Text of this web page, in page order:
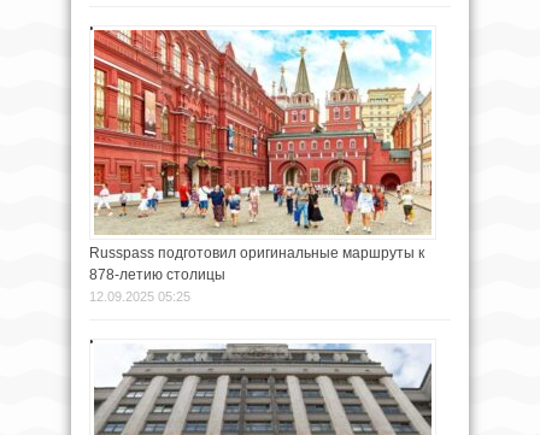
Russpass подготовил оригинальные маршруты к
878-летию столицы
12.09.2025 05:25